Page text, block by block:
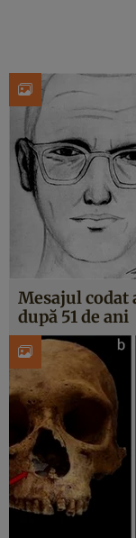
Mesajul codat
după 51 de ani